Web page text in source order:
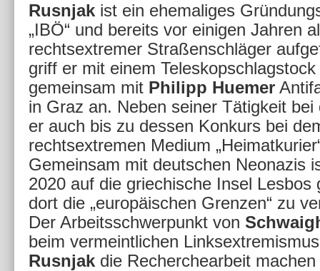
Rusnjak ist ein ehemaliges
„IBÖ“ und bereits vor einigen Jahren
rechtsextremer Straßenschläger
griff er mit einem
gemeinsam mit Philipp Huemer
in Graz an. Neben seiner Tätigkeit bei
er auch bis zu dessen Konkurs bei
rechtsextremen Medium
Gemeinsam mit deutschen Neonazis
2020 auf die griechische Insel Lesbos
dort die „europäischen Grenzen“ zu
Der Arbeitsschwerpunkt von
beim vermeintlichen
Rusnjak die Recherchearbeit